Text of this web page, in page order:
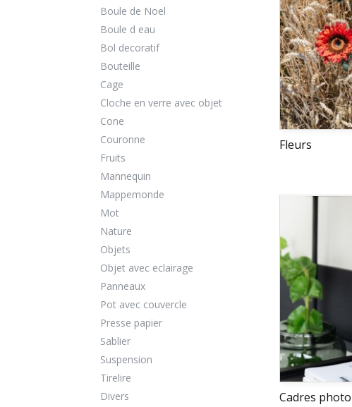
Boule de Noel
Boule d eau
Bol decoratif
Bouteille
Cage
Cloche en verre avec objet
Cone
Couronne
Fruits
Mannequin
Mappemonde
Mot
Nature
Objets
Objet avec eclairage
Panneaux
Pot avec couvercle
Presse papier
Sablier
Suspension
Tirelire
Divers
Fleurs
Cadres photo